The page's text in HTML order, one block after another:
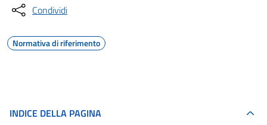
Condividi
Normativa di riferimento
INDICE DELLA PAGINA